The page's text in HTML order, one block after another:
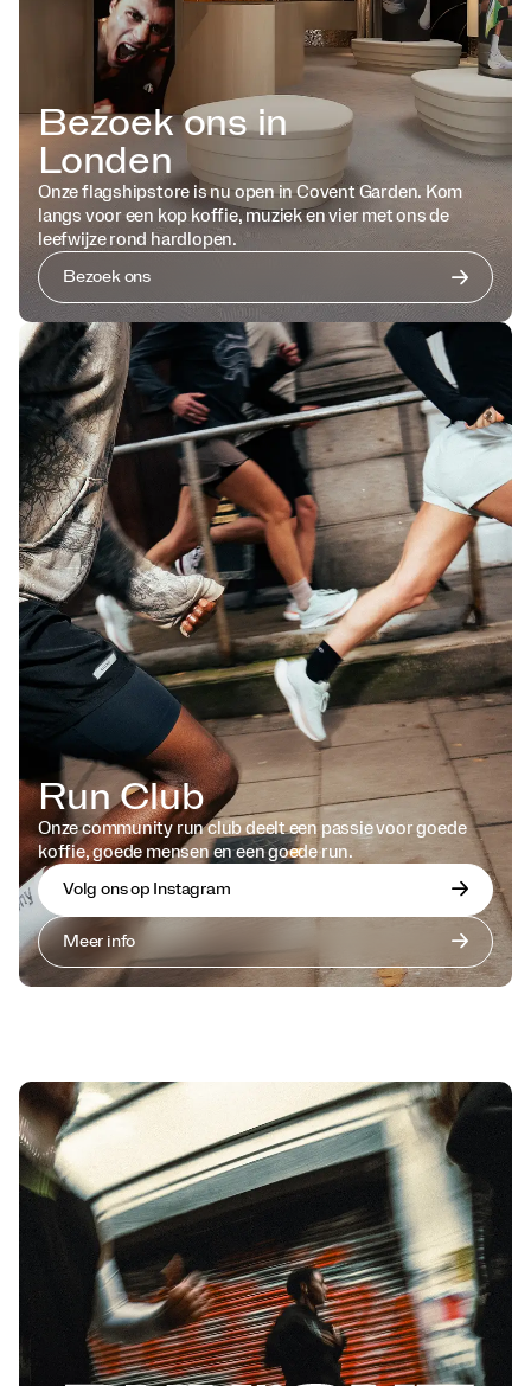
Bezoek ons in
Londen
Onze flagshipstore is nu open in Covent Garden. Kom
langs voor een kop koffie, muziek en vier met ons de
leefwijze rond hardlopen.
Bezoek ons
Run Club
Onze community run club deelt een passie voor goede
koffie, goede mensen en een goede run.
Volg ons op Instagram
Meer info